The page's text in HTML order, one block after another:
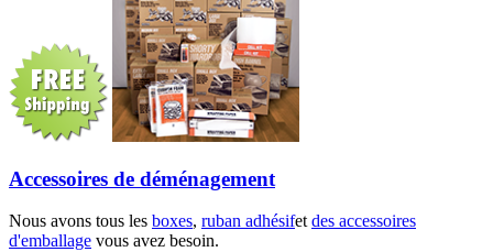
Accessoires de déménagement
Nous avons tous les boxes, ruban adhésifetdes accessoires
d'emballage vous avez besoin.